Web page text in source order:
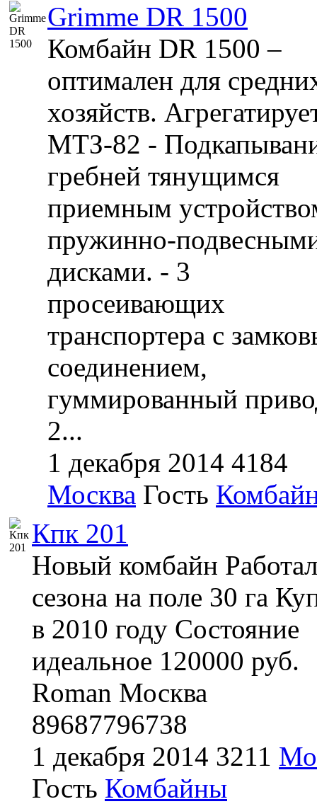
Grimme DR 1500
Комбайн DR 1500 –
оптимален для
хозяйств.
МТЗ-82 -
гребней тянущимся
приемным
пружинно-
дисками. - 3
просеивающих
транспортера с
соединением,
гуммированный
2...
1 декабря 2014 4184
Москва Гость
Кпк 201
Новый комбайн
сезона на поле 30 га
в 2010 году Состояние
идеальное 120000 руб.
Roman Москва
89687796738
1 декабря 2014 3211
Гость Комбайны